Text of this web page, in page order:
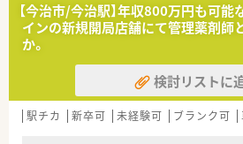
す。
■ドラッグストア併設店ではございま
■外来処方の対応だけでなく在宅業
ご経験や配属後の状況に応じてご
す。
【今治市/今治駅】年収800万円も可能
インの新規開局店舗にて管理薬剤師
か。
検討リストに
駅チカ 新卒可 未経験可 ブランク可